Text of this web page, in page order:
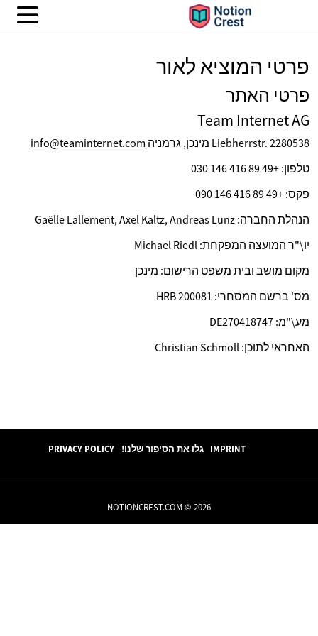
פרטי המוציא לאור
פרטי האתר
Team Internet AG
Liebherrstr. 2280538 מינכן, גרמניה
info@teaminternet.com
טלפון: +49 89 416 146 030
פקס: +49 89 416 146 090
הנהלת החברה: Gaëlle Lallement, Axel Kaltz, Andreas Lunz
יו\"ר המועצה המפקחת: Michael Riedl
מקום מושב ובית משפט הרישום: מינכן
מס' ברשם המסחרי: HRB 200081
מע\"מ: DE270418747
האחראי לתוכן: Christian Schmoll
IMPRINT גלו את הסיפור שלנו! PRIVACY POLICY
NOTIONCREST.COM © 2026